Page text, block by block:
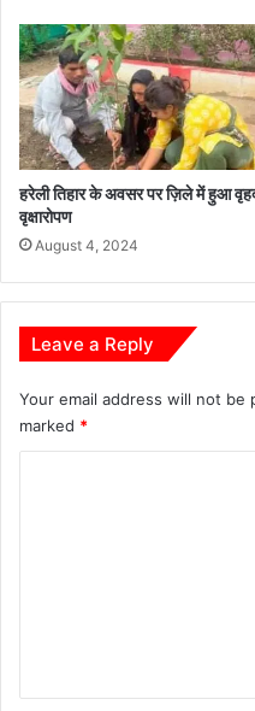
हरेली तिहार के अवसर पर ज़िले में हुआ
वृक्षारोपण
August 4, 2024
Leave a Reply
Your email address will not be
marked *